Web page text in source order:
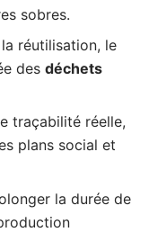
sobres.
réutilisation, le
des déchets
traçabilité réelle,
plans social et
la durée de